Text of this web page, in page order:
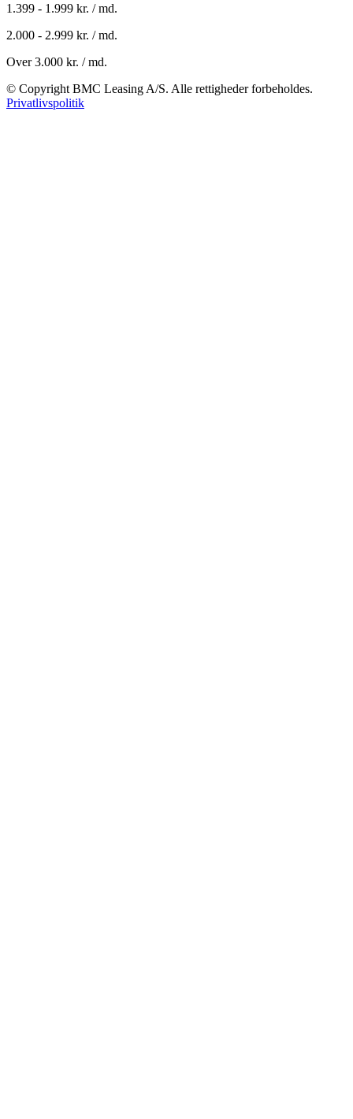
1.399 - 1.999 kr. / md.
2.000 - 2.999 kr. / md.
Over 3.000 kr. / md.
© Copyright BMC Leasing A/S. Alle rettigheder forbeholdes.
Privatlivspolitik